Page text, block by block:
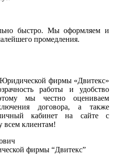
быстро. Мы оформляем и
промедления.
фирмы «Двитекс»
работы и удобство
мы честно оцениваем
договора, а также
кабинет на сайте с
всем клиентам!
фирмы “Двитекс”